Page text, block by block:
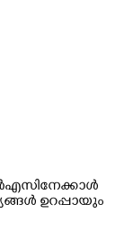
ഉറപ്പായും